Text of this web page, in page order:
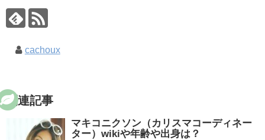
cachoux
関連記事
マキコニクソン（カリスマコーディネー
ター）wikiや年齢や出身は？